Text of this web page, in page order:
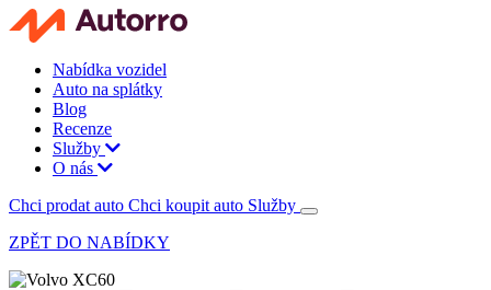
Nabídka vozidel
Auto na splátky
Blog
Recenze
Služby
O nás
Chci prodat auto Chci koupit auto Služby
ZPĚT DO NABÍDKY